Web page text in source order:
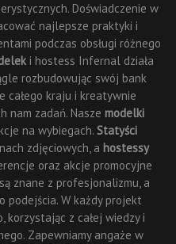
Doświadczenie w
najlepsze praktyki i
podczas obsługi różnego
i hostess Infernal działa
rozbudowując swój bank
całego kraju i kreatywnie
nam zadań. Nasze modelki
na wybiegach. Statyści
zdjęciowych, a hostessy
oraz akcje promocyjne
znane z profesjonalizmu, a
podejścia. W każdy projekt
korzystając z całej wiedzy i
Zapewniamy angaże w